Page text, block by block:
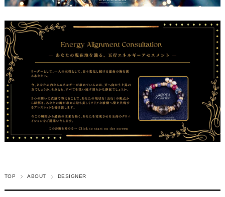
TOP ABOUT DESIGNER